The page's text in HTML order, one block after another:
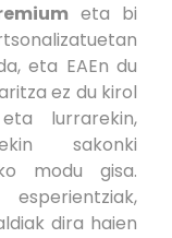
eta bi
eta EAEn du
ez du kirol
lurrarekin,
sakonki
modu gisa.
dira haien